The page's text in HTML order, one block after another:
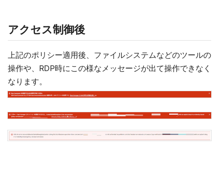
アクセス制御後
上記のポリシー適用後、ファイルシステムなどのツールの
操作や、RDP時にこの様なメッセージが出て操作できなく
なります。